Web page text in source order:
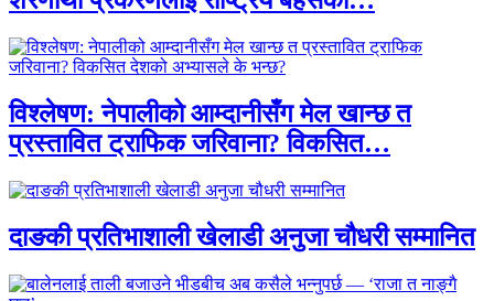
विश्लेषण: नेपालीको आम्दानीसँग मेल खान्छ त
प्रस्तावित ट्राफिक जरिवाना? विकसित…
दाङकी प्रतिभाशाली खेलाडी अनुजा चौधरी सम्मानित